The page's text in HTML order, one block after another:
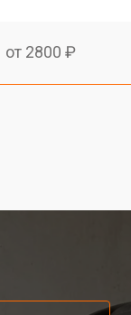
от 2800 ₽
от 5000 ₽